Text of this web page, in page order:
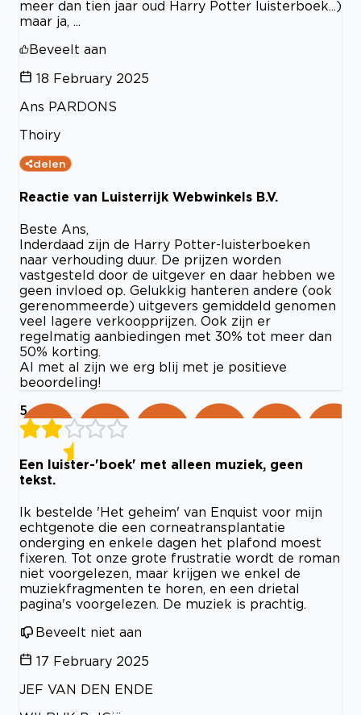
meer dan tien jaar oud Harry Potter luisterboek...)
maar ja, ...
Beveelt aan
18 February 2025
Ans PARDONS
Thoiry
delen
Reactie van Luisterrijk Webwinkels B.V.
Beste Ans,
Inderdaad zijn de Harry Potter-luisterboeken
naar verhouding duur. De prijzen worden
vastgesteld door de uitgever en daar hebben we
geen invloed op. Gelukkig hanteren andere (ook
gerenommeerde) uitgevers gemiddeld genomen
veel lagere verkoopprijzen. Ook zijn er
regelmatig aanbiedingen met 30% tot meer dan
50% korting.
Al met al zijn we erg blij met je positieve
beoordeling!
5
Een luister-'boek' met alleen muziek, geen
tekst.
Ik bestelde 'Het geheim' van Enquist voor mijn
echtgenote die een corneatransplantatie
onderging en enkele dagen het plafond moest
fixeren. Tot onze grote frustratie wordt de roman
niet voorgelezen, maar krijgen we enkel de
muziekfragmenten te horen, en een drietal
pagina's voorgelezen. De muziek is prachtig.
Beveelt niet aan
17 February 2025
JEF VAN DEN ENDE